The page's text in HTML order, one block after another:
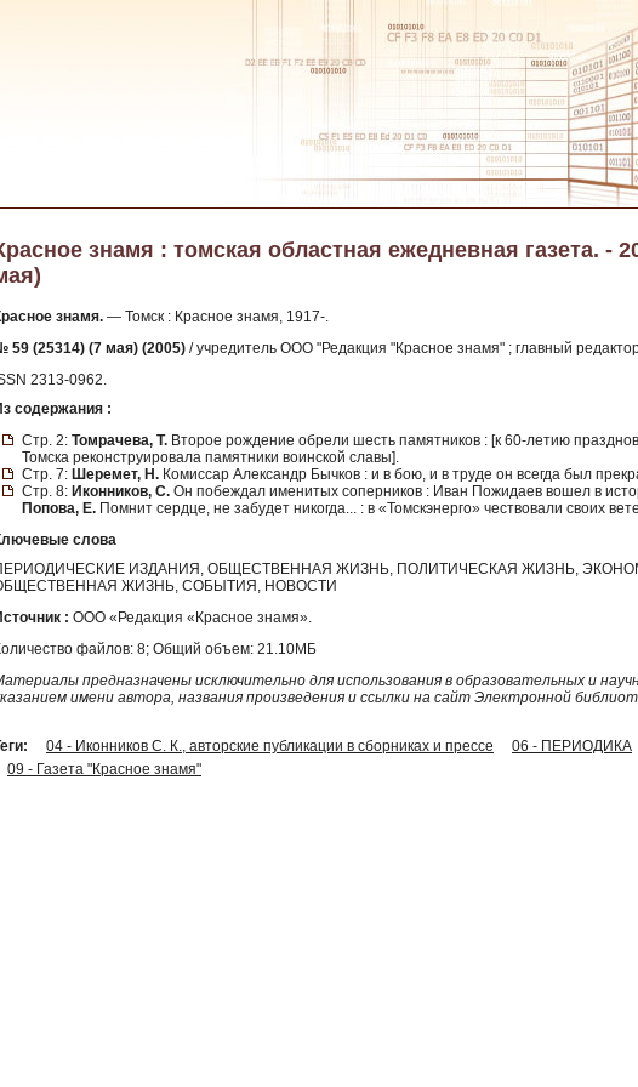
знамя : томская областная ежедневная газета. -
знамя. — Томск : Красное знамя, 1917-.
59 (25314) (7 мая) (2005) / учредитель ООО "Редакция "Красное знамя" ; главный
2313-0962.
содержания :
Стр. 2: Томрачева, Т. Второе рождение обрели шесть памятников : [к 60-летию
Томска реконструировала памятники воинской славы].
Стр. 7: Шеремет, Н. Комиссар Александр Бычков : и в бою, и в труде он всегда был
Стр. 8: Иконников, С. Он побеждал именитых соперников : Иван Пожидаев вошел в
Попова, Е. Помнит сердце, не забудет никогда... : в «Томскэнерго» чествовали своих
слова
ИЗДАНИЯ, ОБЩЕСТВЕННАЯ ЖИЗНЬ, ПОЛИТИЧЕСКАЯ ЖИЗНЬ,
ЖИЗНЬ, СОБЫТИЯ, НОВОСТИ
: ООО «Редакция «Красное знамя».
файлов: 8; Общий объем: 21.10МБ
предназначены исключительно для использования в образовательных и
имени автора, названия произведения и ссылки на сайт Электронной
04 - Иконников С. К., авторские публикации в сборниках и прессе 06 - ПЕРИОДИКА
09 - Газета "Красное знамя"